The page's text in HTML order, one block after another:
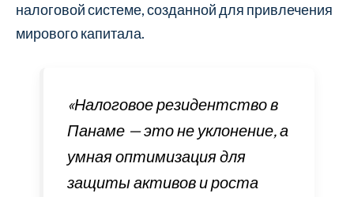
налоговой системе, созданной для привлечения
мирового капитала.
«Налоговое резидентство в
Панаме — это не уклонение, а
умная оптимизация для
защиты активов и роста